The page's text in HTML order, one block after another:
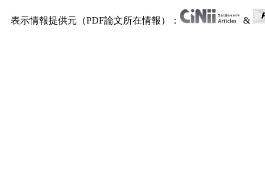
表示情報提供元（PDF論文所在情報）： &